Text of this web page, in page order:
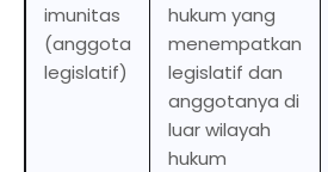
imunitas
(anggota
legislatif)
hukum yang
menempatkan
legislatif dan
anggotanya di
luar wilayah
hukum